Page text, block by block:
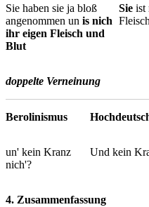
Sie haben sie ja bloß
angenommen un is nich
ihr eigen Fleisch und
Blut
Sie ist
doppelte Verneinung
Berolinismus
un' kein Kranz
nich'?
Und kein
4. Zusammenfassung